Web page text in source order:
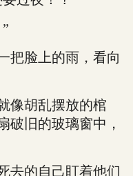
脸上的雨，看向
胡乱摆放的棺
破旧的玻璃窗中，
的自己盯着他们